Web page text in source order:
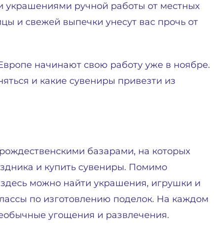
украшениями ручной работы от местных
и свежей выпечки унесут вас прочь от
начинают свою работу уже в ноябре.
и какие сувениры привезти из
базарами, на которых
и купить сувениры. Помимо
можно найти украшения, игрушки и
по изготовлению поделок. На каждом
угощения и развлечения.